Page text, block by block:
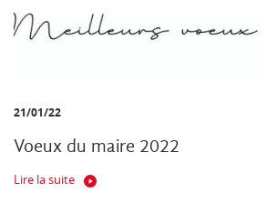
21/01/22
Voeux du maire 2022
Lire la suite